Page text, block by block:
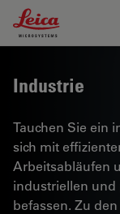
Leica
Industrie
Tauchen Sie ein
sich mit
Arbeitsabläufen
industriellen
befassen. Zu